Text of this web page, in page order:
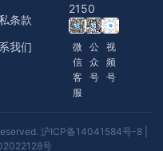
条款
我们
2150
微
信
客
服
公
众
号
视
频
号
沪ICP备14041584号-8|
号